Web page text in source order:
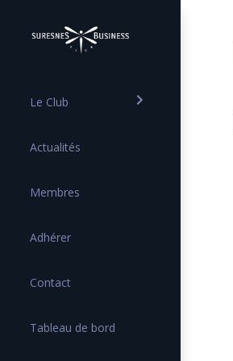
Le Club
Actualités
Membres
Adhérer
Contact
Tableau de bord